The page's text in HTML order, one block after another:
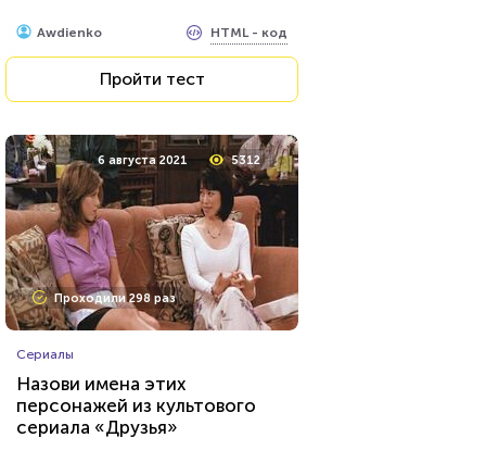
Пройти тест
9 августа 2021 27197
Проходили 7465 раз
Тест: Мизантроп ли вы?
Awdienko HTML - код
Пройти тест
6 августа 2021 5312
Проходили 298 раз
Сериалы
Назови имена этих
персонажей из культового
сериала «Друзья»